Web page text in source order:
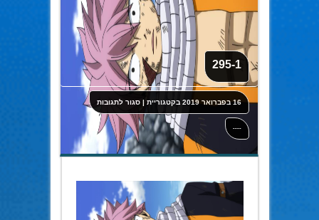
295-1
16 בפברואר 2019 בקטגוריית|סגור לתגובותעל
295-
----